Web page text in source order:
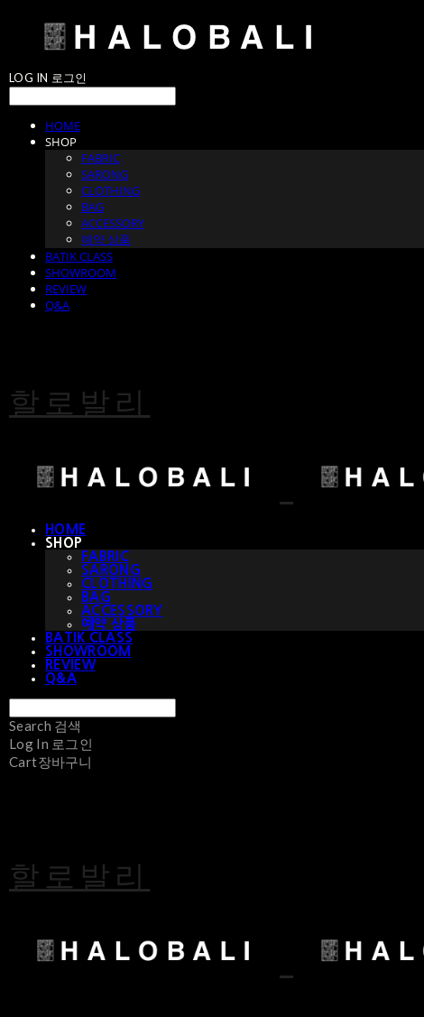
LOG IN 로그인
HOME
SHOP
FABRIC
SARONG
CLOTHING
BAG
ACCESSORY
예약 상품
BATIK CLASS
SHOWROOM
REVIEW
Q&A
할로발리
HOME
SHOP
FABRIC
SARONG
CLOTHING
BAG
ACCESSORY
예약 상품
BATIK CLASS
SHOWROOM
REVIEW
Q&A
Search 검색
Log In 로그인
Cart장바구니
할로발리